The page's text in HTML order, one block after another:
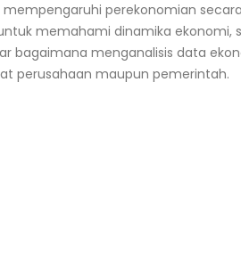
perekonomian
memahami dinamika
bagaimana menganalisis data
perusahaan maupun pemerintah.